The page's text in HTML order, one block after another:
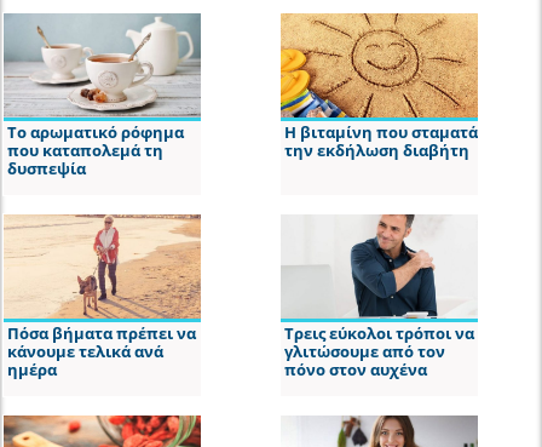
Το αρωματικό ρόφημα
που καταπολεμά τη
δυσπεψία
Η βιταμίνη που σταματά
την εκδήλωση διαβήτη
Πόσα βήματα πρέπει να
κάνουμε τελικά ανά
ημέρα
Τρεις εύκολοι τρόποι να
γλιτώσουμε από τον
πόνο στον αυχένα